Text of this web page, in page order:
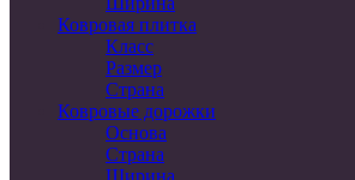
Ковровая плитка
Класс
Размер
Страна
Ковровые дорожки
Основа
Страна
Ширина